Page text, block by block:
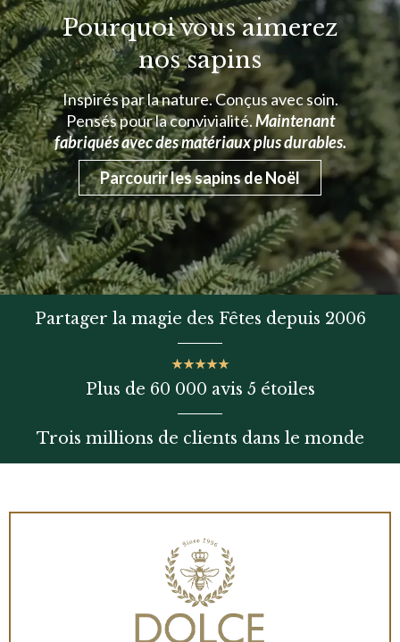
Partager la magie des Fêtes depuis 2006
Plus de 60 000 avis 5 étoiles
Trois millions de clients dans le monde
Pourquoi vous aimerez
nos sapins
Inspirés par la nature. Conçus avec soin.
Pensés pour la convivialité.Maintenant
fabriqués avec des matériaux plus durables.
Parcourir les sapins de Noël